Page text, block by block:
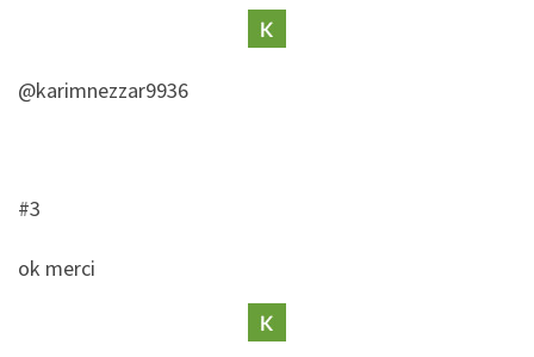
@karimnezzar9936
#3
​ok merci